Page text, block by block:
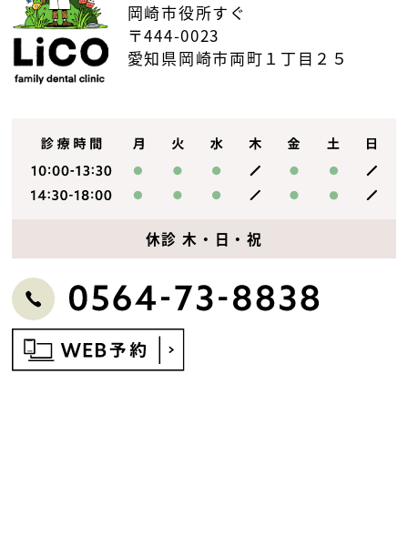
岡崎市役所すぐ
〒444-0023
愛知県岡崎市両町１丁目２５
休診 木・日・祝